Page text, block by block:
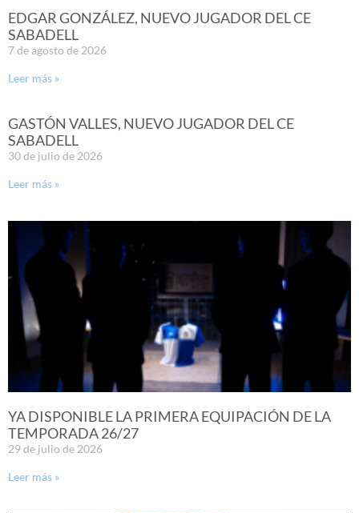
EDGAR GONZÁLEZ, NUEVO JUGADOR DEL CE
SABADELL
7 de agosto de 2026
Leer más »
GASTÓN VALLES, NUEVO JUGADOR DEL CE
SABADELL
30 de julio de 2026
Leer más »
YA DISPONIBLE LA PRIMERA EQUIPACIÓN DE LA
TEMPORADA 26/27
29 de julio de 2026
Leer más »